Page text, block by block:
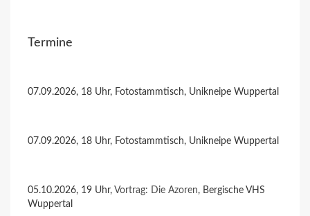
Termine
07.09.2026, 18 Uhr, Fotostammtisch, Unikneipe Wuppertal
07.09.2026, 18 Uhr, Fotostammtisch, Unikneipe Wuppertal
05.10.2026, 19 Uhr, Vortrag: Die Azoren, Bergische VHS
Wuppertal